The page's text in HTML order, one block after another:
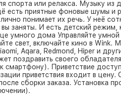
спорта или релакса. Музыку из
есть приятные фоновые шумы и
понимает их речь. У неё
заняты. И есть детский
умного дома Управляйте
свет, включайте кино в Wink.
Aqara, Redmond, Hiper и
поздравить своего
смартфону). Приветствие
приветствия входит в цену.
сборки заказа. Установка